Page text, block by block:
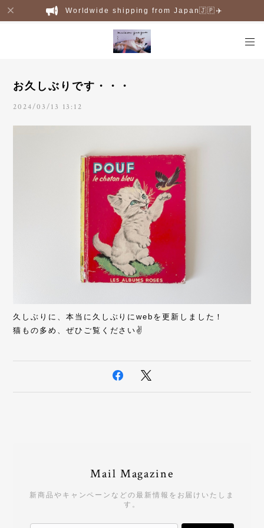
Worldwide shipping from Japan🇯🇵✈️
お久しぶりです・・・
2024/03/13 13:12
久しぶりに、本当に久しぶりにwebを更新しました！
猫もの多め、ぜひご覧ください✌️
Mail Magazine
新商品やキャンペーンなどの最新情報をお届けいたしま
す。